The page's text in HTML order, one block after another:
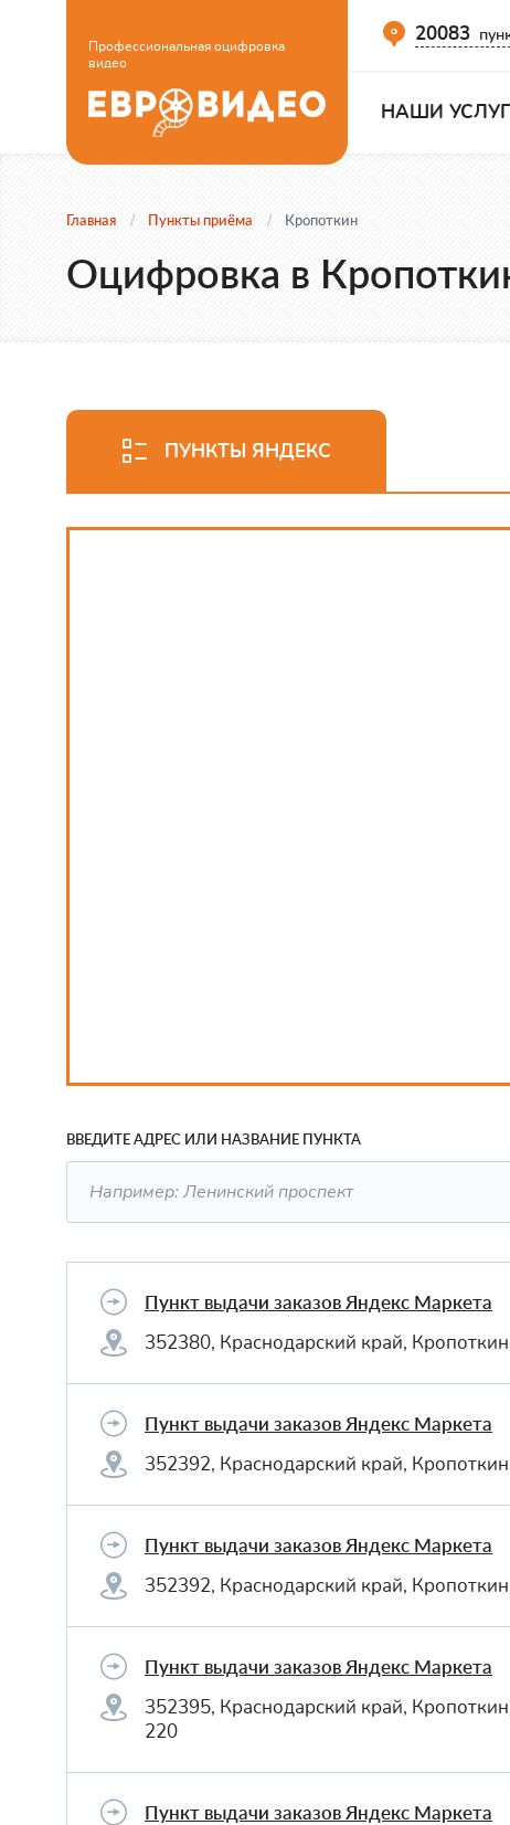
Профессиональная оцифровка
видео
20083
НАШИ
Главная Пункты приёма Кропоткин
Оцифровка в
ПУНКТЫ ЯНДЕКС
ВВЕДИТЕ АДРЕС ИЛИ НАЗВАНИЕ ПУНКТА
Пункт выдачи заказов Яндекс Маркета
352380, Краснодарский край,
Пункт выдачи заказов Яндекс Маркета
352392, Краснодарский край,
Пункт выдачи заказов Яндекс Маркета
352392, Краснодарский край,
Пункт выдачи заказов Яндекс Маркета
352395, Краснодарский край,
220
Пункт выдачи заказов Яндекс Маркета